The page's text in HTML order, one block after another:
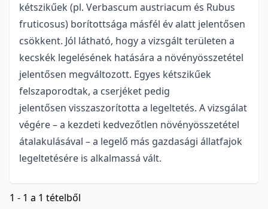
kétszikűek (pl. Verbascum austriacum és Rubus
fruticosus) borítottsága másfél év alatt jelentősen
csökkent. Jól látható, hogy a vizsgált területen a
kecskék legelésének hatására a növényösszetétel
jelentősen megváltozott. Egyes kétszikűek
felszaporodtak, a cserjéket pedig
jelentősen visszaszorította a legeltetés. A vizsgálat
végére – a kezdeti kedvezőtlen növényösszetétel
átalakulásával – a legelő más gazdasági állatfajok
legeltetésére is alkalmassá vált.
1 - 1 a 1 tételből